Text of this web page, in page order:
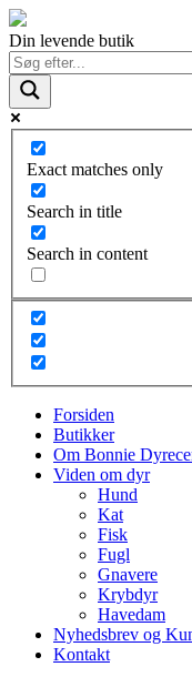
Din levende butik
Exact matches only
Search in title
Search in content
Forsiden
Butikker
Om Bonnie
Viden om dyr
Hund
Kat
Fisk
Fugl
Gnavere
Krybdyr
Havedam
Nyhedsbrev og
Kontakt